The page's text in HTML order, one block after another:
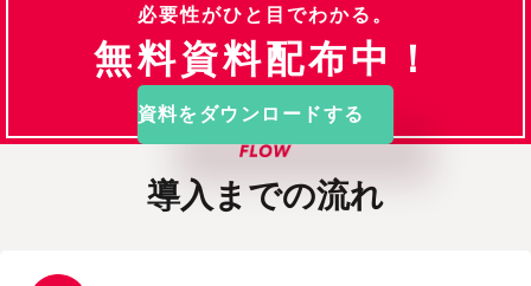
必要性がひと目でわかる。
無料資料配布中！
資料をダウンロードする
導入までの流れ